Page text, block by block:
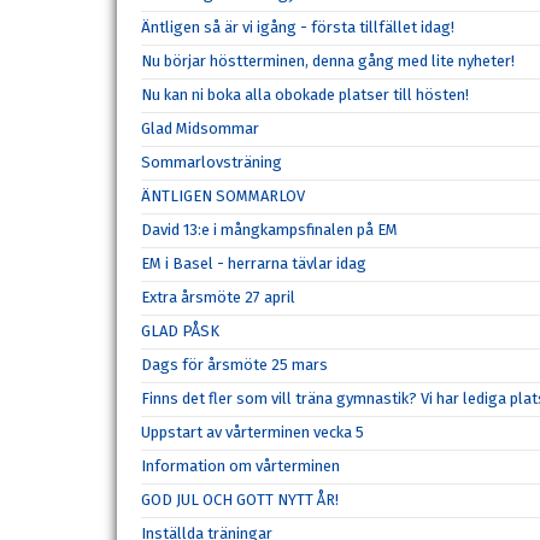
Äntligen så är vi igång - första tillfället idag!
Nu börjar höstterminen, denna gång med lite nyheter!
Nu kan ni boka alla obokade platser till hösten!
Glad Midsommar
Sommarlovsträning
ÄNTLIGEN SOMMARLOV
David 13:e i mångkampsfinalen på EM
EM i Basel - herrarna tävlar idag
Extra årsmöte 27 april
GLAD PÅSK
Dags för årsmöte 25 mars
Finns det fler som vill träna gymnastik? Vi har lediga
Uppstart av vårterminen vecka 5
Information om vårterminen
GOD JUL OCH GOTT NYTT ÅR!
Inställda träningar